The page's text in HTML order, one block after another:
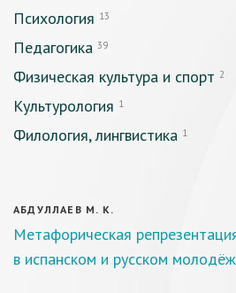
Психология 13
Педагогика 39
Физическая культура и спорт 2
Культурология 1
Филология, лингвистика 1
АБДУЛЛАЕВ М. К.
Метафорическая
в испанском и русском